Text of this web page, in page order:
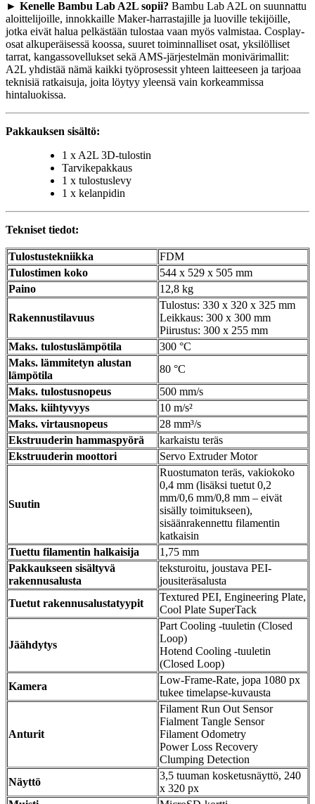
► Kenelle Bambu Lab A2L sopii? Bambu Lab A2L on suunnattu
aloittelijoille, innokkaille Maker-harrastajille ja luoville tekijöille,
jotka eivät halua pelkästään tulostaa vaan myös valmistaa. Cosplay-
osat alkuperäisessä koossa, suuret toiminnalliset osat, yksilölliset
tarrat, kangassovellukset sekä AMS-järjestelmän monivärimallit:
A2L yhdistää nämä kaikki työprosessit yhteen laitteeseen ja tarjoaa
teknisiä ratkaisuja, joita löytyy yleensä vain korkeammissa
hintaluokissa.
Pakkauksen sisältö:
1 x A2L 3D-tulostin
Tarvikepakkaus
1 x tulostuslevy
1 x kelanpidin
Tekniset tiedot:
Tulostustekniikka
FDM
Tulostimen koko
544 x 529 x 505 mm
Paino
12,8 kg
Rakennustilavuus
Tulostus: 330 x 320 x 325 mm
Leikkaus: 300 x 300 mm
Piirustus: 300 x 255 mm
Maks. tulostuslämpötila
300 °C
Maks. lämmitetyn alustan
lämpötila
80 °C
Maks. tulostusnopeus
500 mm/s
Maks. kiihtyvyys
10 m/s²
Maks. virtausnopeus
28 mm³/s
Ekstruuderin hammaspyörä
karkaistu teräs
Ekstruuderin moottori
Servo Extruder Motor
Suutin
Ruostumaton teräs, vakiokoko
0,4 mm (lisäksi tuetut 0,2
mm/0,6 mm/0,8 mm – eivät
sisälly toimitukseen),
sisäänrakennettu filamentin
katkaisin
Tuettu filamentin halkaisija
1,75 mm
Pakkaukseen sisältyvä
rakennusalusta
teksturoitu, joustava PEI-
jousiteräsalusta
Tuetut rakennusalustatyypit
Textured PEI, Engineering Plate,
Cool Plate SuperTack
Jäähdytys
Part Cooling -tuuletin (Closed
Loop)
Hotend Cooling -tuuletin
(Closed Loop)
Kamera
Low-Frame-Rate, jopa 1080 px
tukee timelapse-kuvausta
Anturit
Filament Run Out Sensor
Fialment Tangle Sensor
Filament Odometry
Power Loss Recovery
Clumping Detection
Näyttö
3,5 tuuman kosketusnäyttö, 240
x 320 px